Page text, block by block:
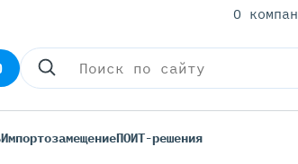
О
ИмпортозамещениеПОИТ-решения